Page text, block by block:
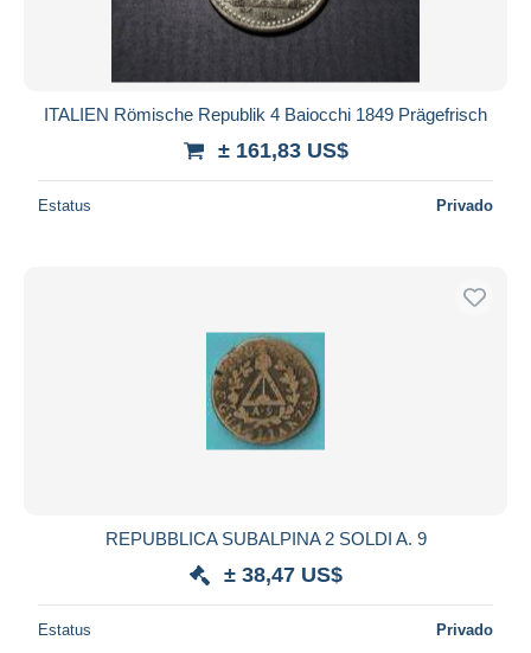
ITALIEN Römische Republik 4 Baiocchi 1849 Prägefrisch
± 161,83 US$
Estatus Privado
REPUBBLICA SUBALPINA 2 SOLDI A. 9
± 38,47 US$
Estatus Privado